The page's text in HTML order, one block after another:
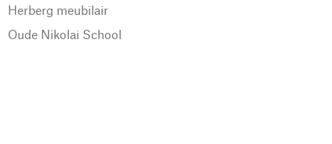
Herberg meubilair
Oude Nikolai School